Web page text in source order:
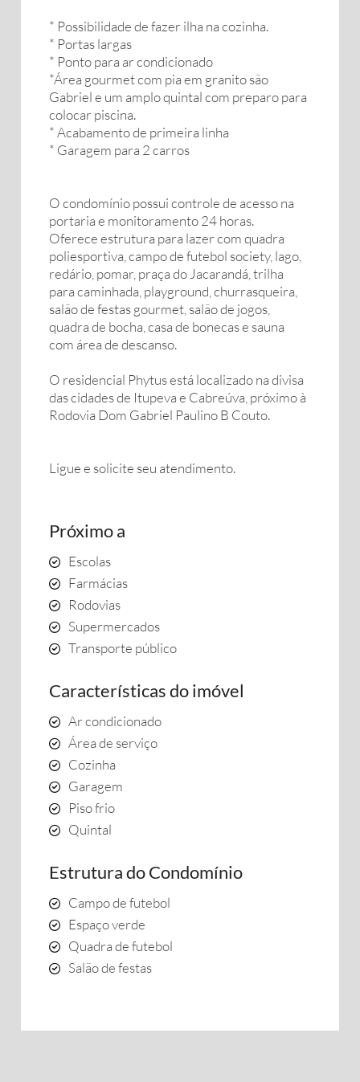
* Possibilidade de fazer ilha na cozinha.
* Portas largas
* Ponto para ar condicionado
*Área gourmet com pia em granito são
Gabriel e um amplo quintal com preparo para
colocar piscina.
* Acabamento de primeira linha
* Garagem para 2 carros
O condomínio possui controle de acesso na
portaria e monitoramento 24 horas.
Oferece estrutura para lazer com quadra
poliesportiva, campo de futebol society, lago,
redário, pomar, praça do Jacarandá, trilha
para caminhada, playground, churrasqueira,
salão de festas gourmet, salão de jogos,
quadra de bocha, casa de bonecas e sauna
com área de descanso.
O residencial Phytus está localizado na divisa
das cidades de Itupeva e Cabreúva, próximo à
Rodovia Dom Gabriel Paulino B Couto.
Ligue e solicite seu atendimento.
Próximo a
Escolas
Farmácias
Rodovias
Supermercados
Transporte público
Características do imóvel
Ar condicionado
Área de serviço
Cozinha
Garagem
Piso frio
Quintal
Estrutura do Condomínio
Campo de futebol
Espaço verde
Quadra de futebol
Salão de festas